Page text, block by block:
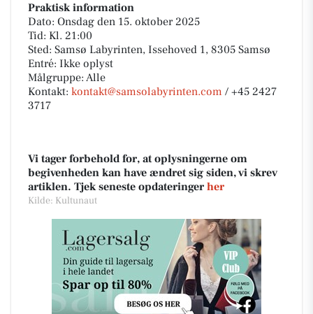
Praktisk information
Dato: Onsdag den 15. oktober 2025
Tid: Kl. 21:00
Sted: Samsø Labyrinten, Issehoved 1, 8305 Samsø
Entré: Ikke oplyst
Målgruppe: Alle
Kontakt: kontakt@samsolabyrinten.com / +45 2427
3717
Vi tager forbehold for, at oplysningerne om
begivenheden kan have ændret sig siden, vi skrev
artiklen. Tjek seneste opdateringer her
Kilde: Kultunaut